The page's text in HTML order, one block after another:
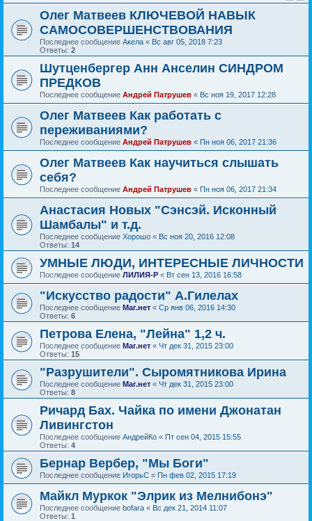
Олег Матвеев КЛЮЧЕВОЙ НАВЫК
САМОСОВЕРШЕНСТВОВАНИЯ
Последнее сообщение Акела « Вс авг 05, 2018 7:23
Ответы: 2
Шутценбергер Анн Анселин СИНДРОМ
ПРЕДКОВ
Последнее сообщение Андрей Патрушев « Вс ноя 19, 2017 12:28
Олег Матвеев Как работать с
переживаниями?
Последнее сообщение Андрей Патрушев « Пн ноя 06, 2017 21:36
Олег Матвеев Как научиться слышать
себя?
Последнее сообщение Андрей Патрушев « Пн ноя 06, 2017 21:34
Анастасия Новых "Сэнсэй. Исконный
Шамбалы" и т.д.
Последнее сообщение Хорошо « Вс ноя 20, 2016 12:08
Ответы: 14
УМНЫЕ ЛЮДИ, ИНТЕРЕСНЫЕ ЛИЧНОСТИ
Последнее сообщение ЛИЛИЯ-Р « Вт сен 13, 2016 16:58
"Искусство радости" А.Гилелах
Последнее сообщение Маг.нет « Ср янв 06, 2016 14:30
Ответы: 6
Петрова Елена, "Лейна" 1,2 ч.
Последнее сообщение Маг.нет « Чт дек 31, 2015 23:00
Ответы: 15
"Разрушители". Сыромятникова Ирина
Последнее сообщение Маг.нет « Чт дек 31, 2015 23:00
Ответы: 8
Ричард Бах. Чайка по имени Джонатан
Ливингстон
Последнее сообщение АндрейКо « Пт сен 04, 2015 15:55
Ответы: 4
Бернар Вербер, "Мы Боги"
Последнее сообщение ИгорьС « Пн фев 02, 2015 17:19
Майкл Муркок "Элрик из Мелнибонэ"
Последнее сообщение bofara « Вс дек 21, 2014 11:07
Ответы: 1